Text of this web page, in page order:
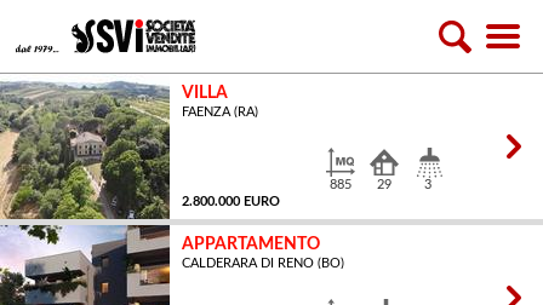
VILLA
FAENZA (RA)
2.800.000 EURO
885
MQ
29 3
APPARTAMENTO
CALDERARA DI RENO (BO)